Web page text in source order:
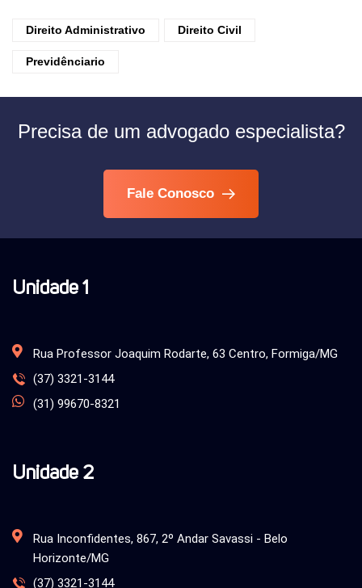
Direito Administrativo Direito Civil
Previdênciario
Precisa de um advogado especialista?
Fale Conosco
Unidade 1
Rua Professor Joaquim Rodarte, 63 Centro, Formiga/MG
(37) 3321-3144
(31) 99670-8321
Unidade 2
Rua Inconfidentes, 867, 2º Andar Savassi - Belo
Horizonte/MG
(37) 3321-3144